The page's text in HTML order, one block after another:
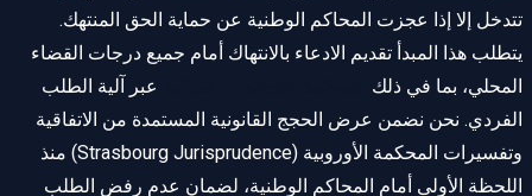
تتدخل إلا إذا عجزت المحاكم الوطنية عن حماية الحق المنتهك.
يتطلب هذا المبدأ تقديم الادعاء بالانتهاك أمام جميع درجات القضاء
المحلي، بما في ذلك
عبر آلية الطلب
الفردي. نحن نضمن عرض الحجج القانونية المستمدة من الاتفاقية
وتفسيرات المحكمة الأوروبية (Strasbourg Jurisprudence) منذ
اللحظة الأولى أمام المحاكم الوطنية، لضمان عدم رفض الطلب